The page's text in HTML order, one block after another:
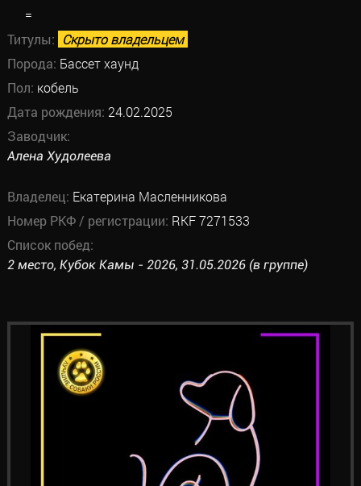
=
Титулы: Скрыто владельцем
Порода: Бассет хаунд
Пол: кобель
Дата рождения: 24.02.2025
Заводчик:
Алена Худолеева
Владелец: Екатерина Масленникова
Номер РКФ / регистрации: RKF 7271533
Список побед:
2 место, Кубок Камы - 2026, 31.05.2026 (в группе)